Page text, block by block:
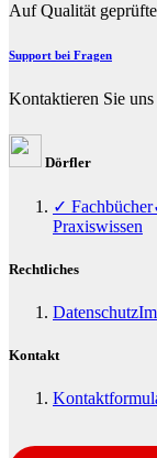
Auf Qualität
Support bei Fragen
Kontaktieren Sie
Dörfler
✓ Fachbücher
Praxiswissen
Rechtliches
Datenschutz
Kontakt